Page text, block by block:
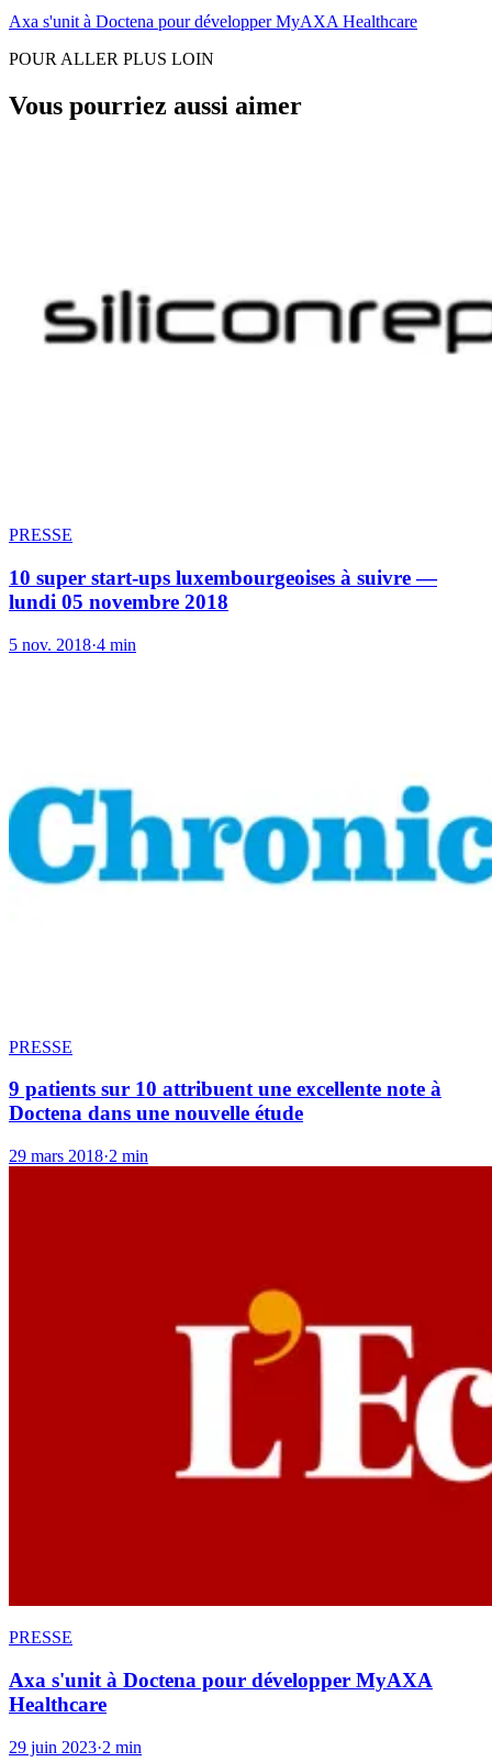
Axa s'unit à Doctena pour développer MyAXA Healthcare
POUR ALLER PLUS LOIN
Vous pourriez aussi aimer
PRESSE
10 super start-ups luxembourgeoises à suivre —
lundi 05 novembre 2018
5 nov. 2018·4 min
PRESSE
9 patients sur 10 attribuent une excellente note à
Doctena dans une nouvelle étude
29 mars 2018·2 min
PRESSE
Axa s'unit à Doctena pour développer MyAXA
Healthcare
29 juin 2023·2 min